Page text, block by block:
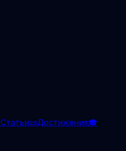
Статьи📜Достижения🎓